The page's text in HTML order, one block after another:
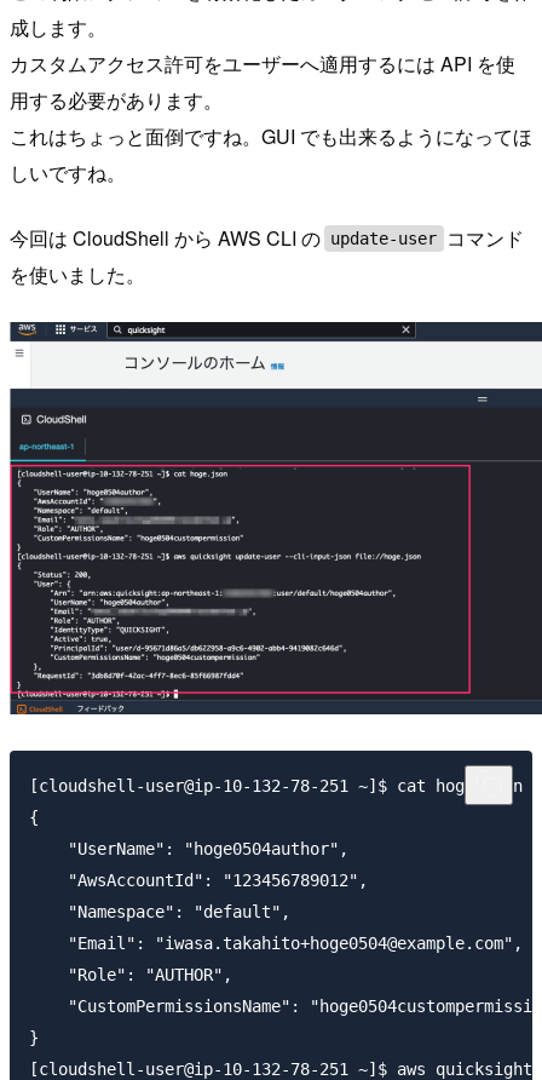
成します。
カスタムアクセス許可をユーザーへ適用するには API を使
用する必要があります。
これはちょっと面倒ですね。GUI でも出来るようになってほ
しいですね。
今回は CloudShell から AWS CLI の update-user
コマンド
を使いました。
[cloudshell-user@ip-10-132-78-251 ~]$ cat hoge.json
{
    "UserName": "hoge0504author",
    "AwsAccountId": "123456789012",
    "Namespace": "default",
    "Email": "iwasa.takahito+hoge0504@example.com",
    "Role": "AUTHOR",
"CustomPermissionsName":
}
[cloudshell-user@ip-10-132-78-251 ~]$ aws